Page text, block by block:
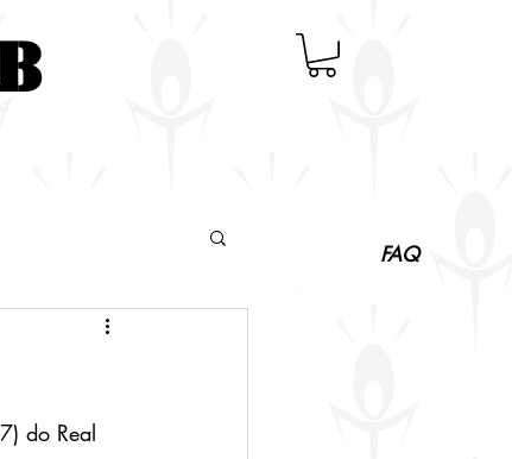
CONTACT FAQ
do Real